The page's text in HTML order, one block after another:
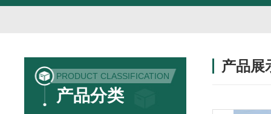
PRODUCT CLASSIFICATION
产品分类
产品展